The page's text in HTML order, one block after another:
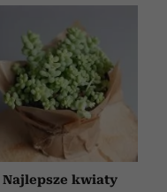
Najlepsze kwiaty